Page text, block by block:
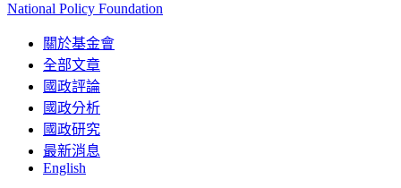
National Policy Foundation
關於基金會
全部文章
國政評論
國政分析
國政研究
最新消息
English